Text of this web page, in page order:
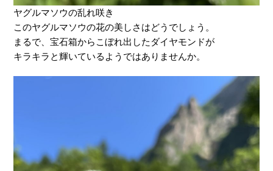
ヤグルマソウの乱れ咲き
このヤグルマソウの花の美しさはどうでしょう。
まるで、宝石箱からこぼれ出したダイヤモンドが
キラキラと輝いているようではありませんか。